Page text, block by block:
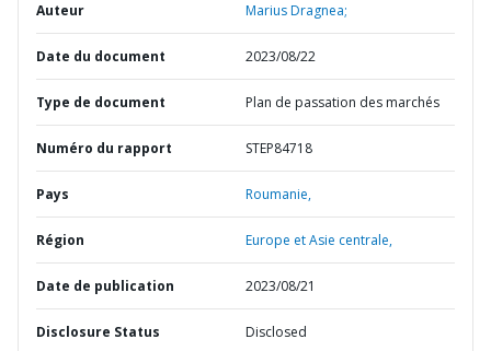
Auteur Marius Dragnea;
Date du document 2023/08/22
Type de document Plan de passation des marchés
Numéro du rapport STEP84718
Pays Roumanie,
Région Europe et Asie centrale,
Date de publication 2023/08/21
Disclosure Status Disclosed